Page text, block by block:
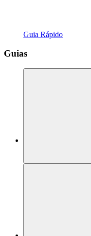
Guia Rápido
Guias